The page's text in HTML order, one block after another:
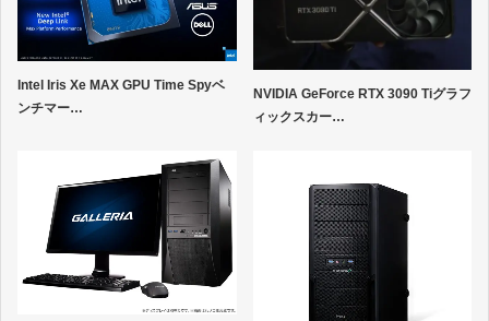
Intel Iris Xe MAX GPU Time Spyベ
ンチマー…
NVIDIA GeForce RTX 3090 Tiグラフ
ィックスカー…